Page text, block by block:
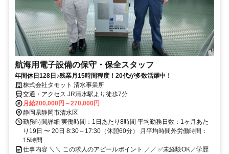
航海用電子設備の保守・保全スタッフ
年間休日128日♪残業月15時間程度！20代が多数活躍中！
株式会社タモット 清水事業所
交通・アクセス JR清水駅より徒歩7分
月給200,000円～270,000円
静岡県静岡市清水区
勤務時間詳細 実働時間：1日あたり8時間 平均勤務日数：1ヶ月あた
り19日 〜 20日 8:30～17:30（休憩60分） 月平均時間外労働時間：
15時間
仕事内容 ＼＼ この求人のアピールポイント ／／ ✅未経験OK／学歴